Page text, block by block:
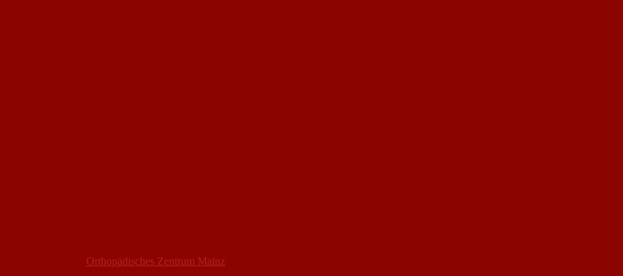
Orthopädisches Zentrum Mainz